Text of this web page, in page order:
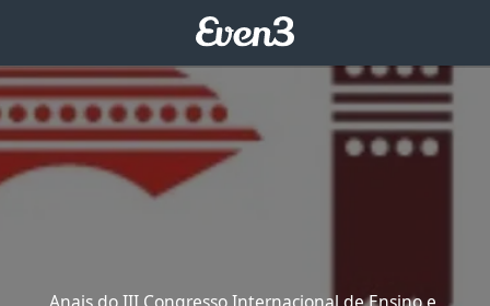
Anais do III Congresso Internacional de Ensino e